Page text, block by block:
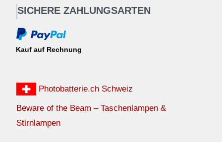
SICHERE ZAHLUNGSARTEN
Kauf auf Rechnung
Photobatterie.ch Schweiz
Beware of the Beam – Taschenlampen &
Stirnlampen